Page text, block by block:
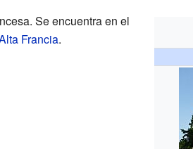
Se encuentra en el
Francia.